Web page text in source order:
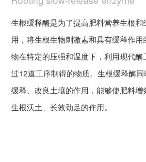
生根缓释酶是为了提高肥料营养生根和
用，将生根生物刺激素和具有缓释作用
物在特定的压强和温度下，利用现代酶
过12道工序制得的物质。生根缓释酶同
缓释、改良土壤的作用，能够使肥料增
生根沃土、长效劲足的作用。